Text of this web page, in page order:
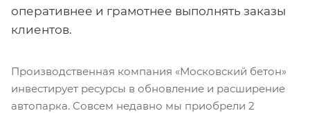
оперативнее и грамотнее выполнять заказы
клиентов.
Производственная компания «Московский бетон»
инвестирует ресурсы в обновление и расширение
автопарка. Совсем недавно мы приобрели 2